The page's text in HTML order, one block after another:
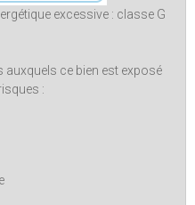
excessive : classe G
auxquels ce bien est exposé
: